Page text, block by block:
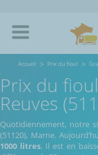
Accueil Prix du fioul
Prix du
Reuves
Quotidiennement, notre
(51120), Marne.
1000 litres. Il est en